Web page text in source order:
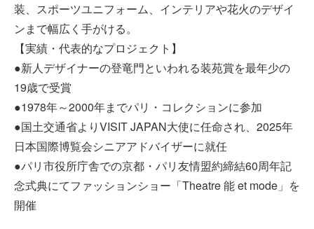
装、スポーツユニフォーム、インテリアや花火のデザイ
ンまで幅広く手がける。
【実績・代表的なプロジェクト】
●新人デザイナーの登竜門といわれる装苑賞を最年少の
19歳で受賞
●1978年～2000年までパリ・コレクションに参加
●国土交通省よりVISIT JAPAN大使に任命され、2025年
日本国際博覧会シニアアドバイザーに就任
●パリ市役所庁舎での京都・パリ友情盟約締結60周年記
念式典にてファッションショー「Theatre 能 et mode」を
開催